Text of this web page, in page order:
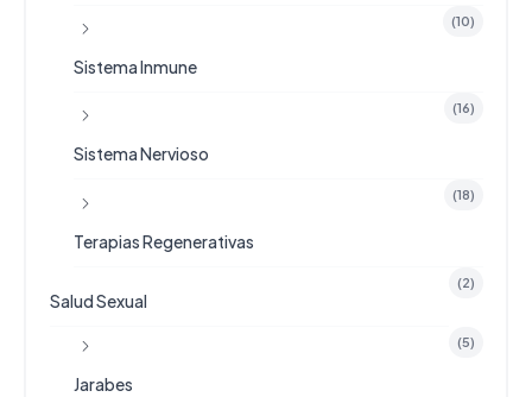
(10)
Sistema Inmune
(16)
Sistema Nervioso
(18)
Terapias Regenerativas
(2)
Salud Sexual
(5)
Jarabes